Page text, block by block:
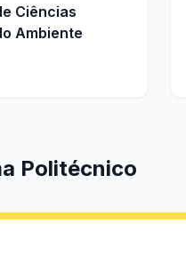
Ciências
Ambiente
Politécnico